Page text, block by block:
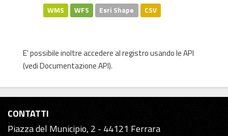
WMS WFS Esri Shape CSV
E' possibile inoltre accedere al registro usando leAPI
(vediDocumentazione API).
CONTATTI
Piazza del Municipio, 2 - 44121 Ferrara